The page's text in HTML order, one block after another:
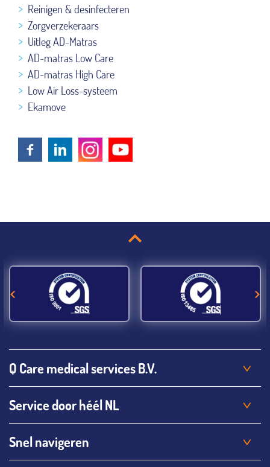
Reinigen & desinfecteren
Zorgverzekeraars
Uitleg AD-Matras
AD-matras Low Care
AD-matras High Care
Low Air Loss-systeem
Ekamove
Q Care medical services B.V.
Service door héél NL
Snel navigeren